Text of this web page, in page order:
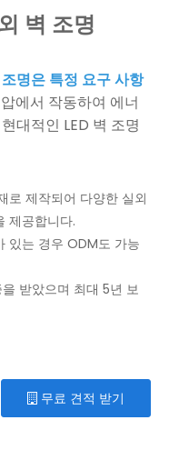
벽 조명
조명은 특정 요구 사항
에서 작동하여 에너
대적인 LED 벽 조명
로 제작되어 다양한 실외
제공합니다.
있는 경우 ODM도 가능
을 받았으며 최대 5년 보
무료 견적 받기